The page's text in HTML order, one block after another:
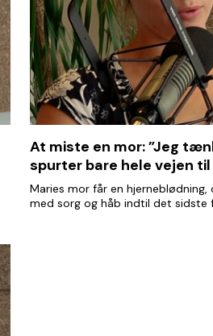
At miste en mor: ”Jeg
spurter bare hele vejen
Maries mor får en
med sorg og håb indtil det sidste